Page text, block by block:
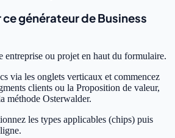
générateur de Business
entreprise ou projet en haut du formulaire.
via les onglets verticaux et commencez
clients ou la Proposition de valeur,
méthode Osterwalder.
les types applicables (chips) puis